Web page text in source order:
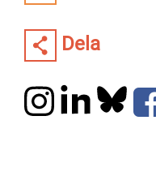
Dela